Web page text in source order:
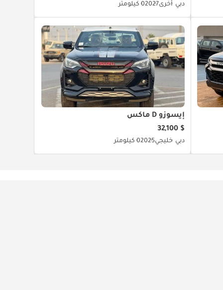
دبي أخرى20270 كيلومتر
إيسوزو D ماكس
$ 32,100
دبي خليجي20250 كيلومتر